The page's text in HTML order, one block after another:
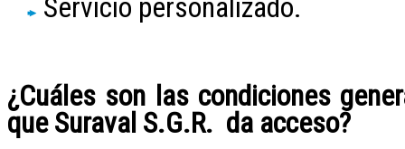
Servicio personalizado.
¿Cuáles son las condiciones
que Suraval S.G.R. da acceso?